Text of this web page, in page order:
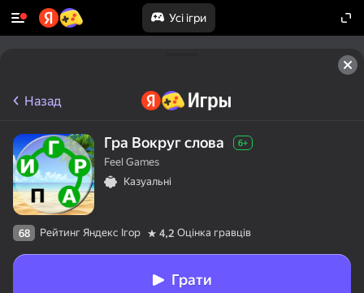
Усі ігри
Назад
Гра Вокруг слова 6+
Feel Games
Казуальні
68 Рейтинг Яндекс Ігор 4,2 Оцінка гравців
Грати